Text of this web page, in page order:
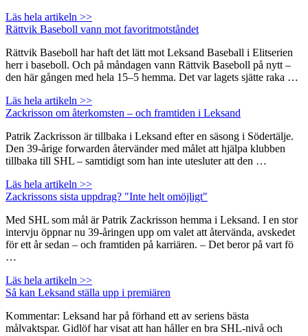
Läs hela artikeln >>
Rättvik Baseboll vann mot favoritmotståndet
Rättvik Baseboll har haft det lätt mot Leksand Baseball i Elitserien
herr i baseboll. Och på måndagen vann Rättvik Baseboll på nytt –
den här gången med hela 15–5 hemma. Det var lagets sjätte raka …
Läs hela artikeln >>
Zackrisson om återkomsten – och framtiden i Leksand
Patrik Zackrisson är tillbaka i Leksand efter en säsong i Södertälje.
Den 39-årige forwarden återvänder med målet att hjälpa klubben
tillbaka till SHL – samtidigt som han inte utesluter att den …
Läs hela artikeln >>
Zackrissons sista uppdrag? "Inte helt omöjligt"
Med SHL som mål är Patrik Zackrisson hemma i Leksand. I en stor
intervju öppnar nu 39-åringen upp om valet att återvända, avskedet
för ett år sedan – och framtiden på karriären. – Det beror på vart fö
…
Läs hela artikeln >>
Så kan Leksand ställa upp i premiären
Kommentar: Leksand har på förhand ett av seriens bästa
målvaktspar. Gidlöf har visat att han håller en bra SHL-nivå och